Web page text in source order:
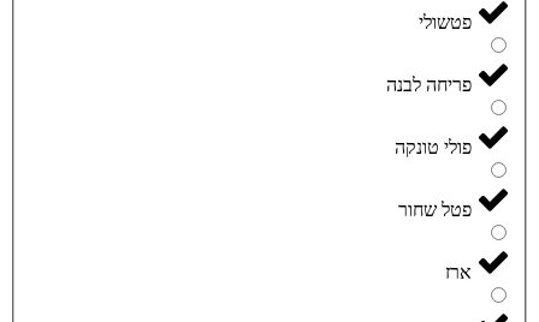
פטשולי
פריחה לבנה
פולי טונקה
פטל שחור
ארז